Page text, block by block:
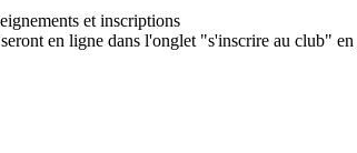
et inscriptions
en ligne dans l'onglet "s'inscrire au club" en